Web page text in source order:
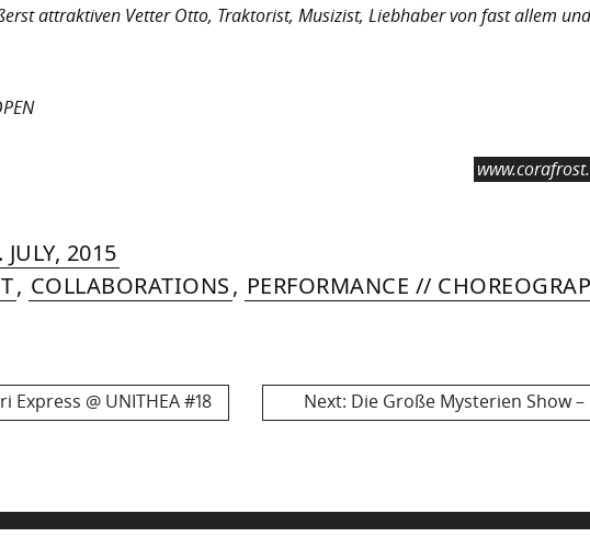
attraktiven Vetter Otto, Traktorist, Musizist, Liebhaber von fast allem und
JULY, 2015»21.
AUGUST,
, COLLABORATIONS, PERFORMANCE //
@ UNITHEA #18 Next: Next
Die Große Mysterien Show